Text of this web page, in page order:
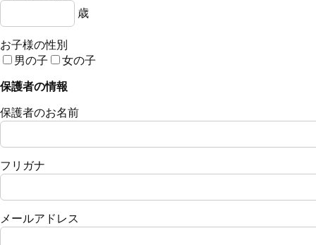
歳
お子様の性別
男の子
女の子
保護者の情報
保護者のお名前
フリガナ
メールアドレス